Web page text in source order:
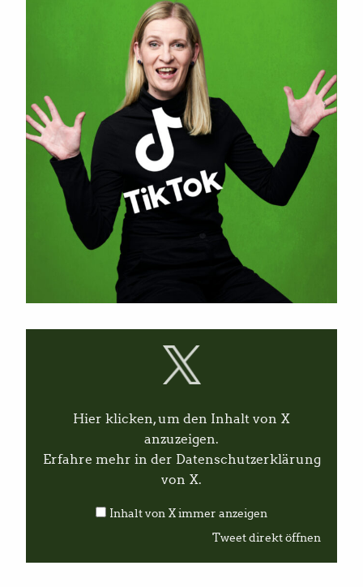
Hier klicken, um den Inhalt von X
anzuzeigen.
Erfahre mehr in der Datenschutzerklärung
von X.
Inhalt von X immer anzeigen
Tweet direkt öffnen